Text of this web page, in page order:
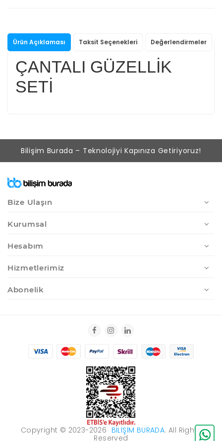
Ürün Açıklaması Taksit Seçenekleri Değerlendirmeler
ÇANTALI GÜZELLİK
SETİ
Bilişim Burada – Teknolojiyi Kapınıza Getiriyoruz!
Bize Ulaşın
Kurumsal
Hesabım
Hizmetlerimiz
Abonelik
Copyright © 2023-2026 BILIŞIM BURADA. All Rights
Reserved